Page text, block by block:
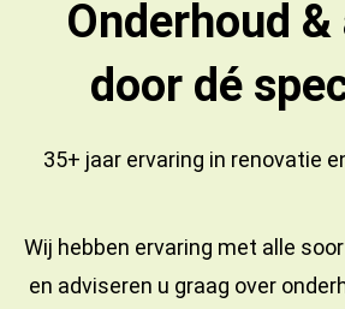
Onderhoud &
door dé
35+ jaar ervaring in renovatie
Wij hebben ervaring met alle
en adviseren u graag over